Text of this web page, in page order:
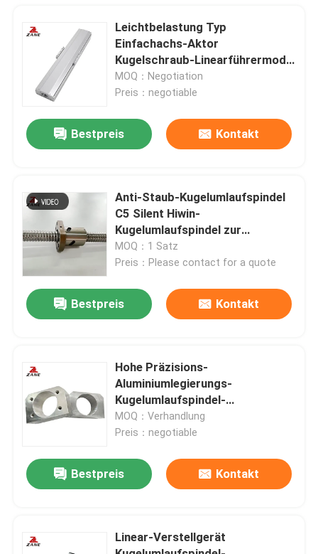
Startseite
Über uns
Fabrik Tour
Qualitätskontrolle
Kontakt
Nachrichten
Alle Fälle
Linearer Führer
Leichtbelastung Typ
Einfachachs-Aktor
Kugelschraub-Linearführermodul
Linearaktor
MOQ：Negotiation
Preis：negotiable
Bestpreis Kontakt
Anti-Staub-Kugelumlaufspindel
C5 Silent Hiwin-
Kugelumlaufspindel zur
Steuerung der Maschine
MOQ：1 Satz
Preis：Please contact for a quote
Bestpreis Kontakt
Hohe Präzisions-
Aluminiumlegierungs-
Kugelumlaufspindel-
Übergangsmontage-örtlich
festgelegter Mutternsitz
MOQ：Verhandlung
Preis：negotiable
Bestpreis Kontakt
Linear-Verstellgerät